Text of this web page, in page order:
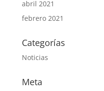
abril 2021
febrero 2021
Categorías
Noticias
Meta